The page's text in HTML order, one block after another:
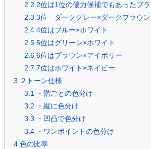
2.2 2位は1位の優力候補でもあったブ
2.3 3位 ダークグレー×ダークブラウン
2.44位はブルー×ホワイト
2.55位はグリーン×ホワイト
2.66位はブラウン×アイボリー
2.7 7位はホワイト×ネイビー
3 ２トーン仕様
3.1・階ごとの色分け
3.2 ・縦に色分け
3.3 ・凹凸で色分け
3.4・ワンポイントの色分け
4色の比率